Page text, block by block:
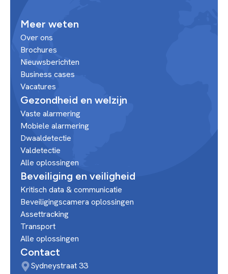
Meer weten
Over ons
Brochures
Nieuwsberichten
Business cases
Vacatures
Gezondheid en welzijn
Vaste alarmering
Mobiele alarmering
Dwaaldetectie
Valdetectie
Alle oplossingen
Beveiliging en veiligheid
Kritisch data & communicatie
Beveiligingscamera oplossingen
Assettracking
Transport
Alle oplossingen
Contact
Sydneystraat 33